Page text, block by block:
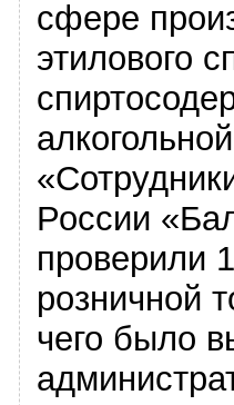
сфере
этилового
России
проверили
розничной
чего было